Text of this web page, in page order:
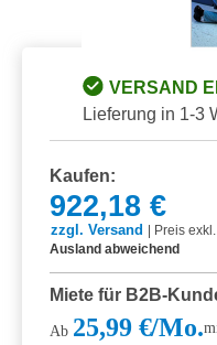
VERSAND
Lieferung in 1-3
Kaufen:
922,18 €
zzgl. Versand
Preis
Ausland abweichend
Miete für B2B-
Ab 25,99 €/Mo.